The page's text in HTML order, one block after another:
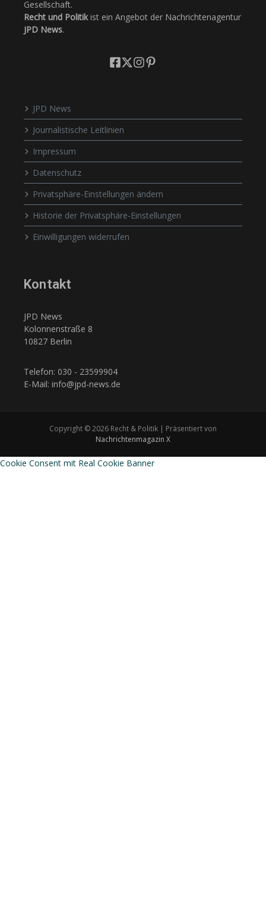
Gesellschaft.
Recht und Politikist ein Angebot der Nachrichtenagentur
JPD News.
JPD News
Journalistische Leitlinien
Impressum
Datenschutz
Privatsphäre-Einstellungen ändern
Historie der Privatsphäre-Einstellungen
Einwilligungen widerrufen
Kontakt
JPD News
Kolonnenstraße 8
10827 Berlin
Telefon: 030 - 23599904
E-Mail: info@jpd-news.de
Copyright © 2026 Recht & Politik | Präsentiert von
Nachrichtenmagazin X
Cookie Consent mit Real Cookie Banner